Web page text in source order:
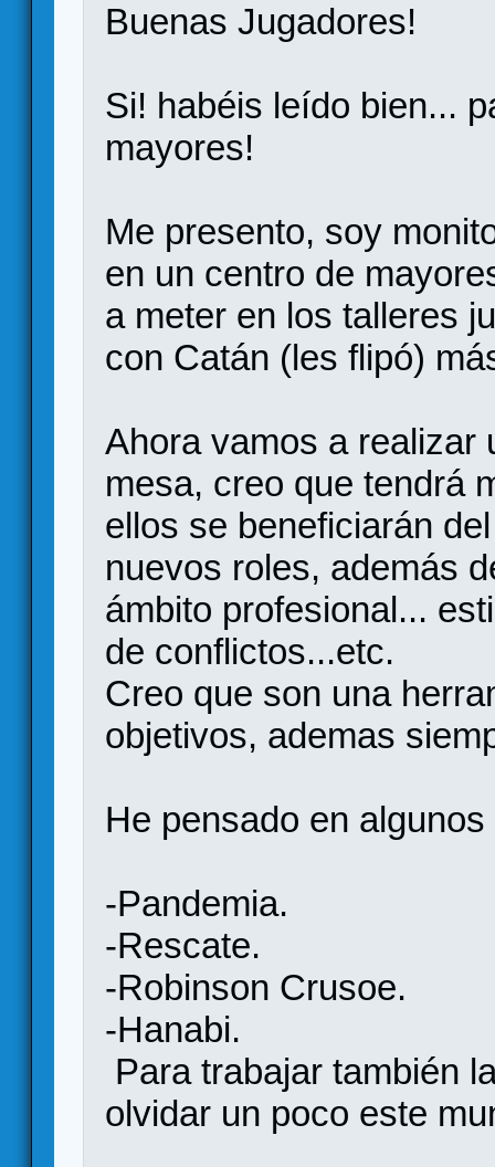
Buenas Jugadores!
Si! habéis leído bien...
mayores!
Me presento, soy
en un centro de
a meter en los talleres
con Catán (les flipó)
Ahora vamos a realizar
mesa, creo que tendrá
ellos se beneficiarán
nuevos roles, además
ámbito profesional...
de conflictos...etc.
Creo que son una
objetivos, ademas
He pensado en
-Pandemia.
-Rescate.
-Robinson Crusoe.
-Hanabi.
Para trabajar también
olvidar un poco este